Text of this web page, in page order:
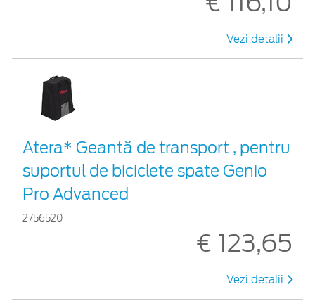
Vezi detalii
Atera* Geantă de transport , pentru
suportul de biciclete spate Genio
Pro Advanced
2756520
€ 123,65
Vezi detalii